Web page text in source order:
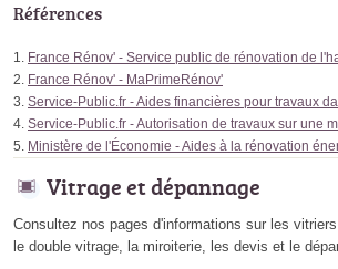
Références
France Rénov' - Service public de rénovation de
France Rénov' - MaPrimeRénov'
Service-Public.fr - Aides financières pour travaux
Service-Public.fr - Autorisation de travaux sur une
Ministère de l'Économie - Aides à la rénovation
Vitrage et dépannage
Consultez nos pages d'informations sur les
le double vitrage, la miroiterie, les devis et le